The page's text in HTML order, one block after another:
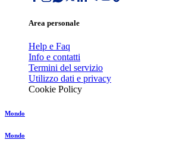
Area personale
Help e Faq
Info e contatti
Termini del servizio
Utilizzo dati e privacy
Cookie Policy
Mondo
Mondo